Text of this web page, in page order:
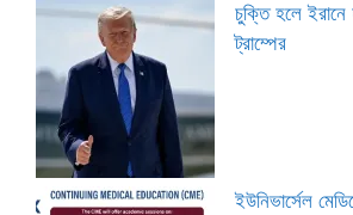
চুক্তি হলে ইরানে
ট্রাম্পের
ইউনিভার্সেল